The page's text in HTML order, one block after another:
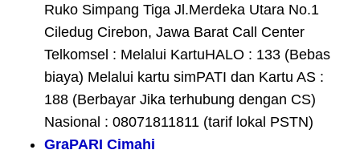
Ruko Simpang Tiga Jl.Merdeka Utara No.1
Ciledug Cirebon, Jawa Barat Call Center
Telkomsel : Melalui KartuHALO : 133 (Bebas
biaya) Melalui kartu simPATI dan Kartu AS :
188 (Berbayar Jika terhubung dengan CS)
Nasional : 08071811811 (tarif lokal PSTN)
GraPARI Cimahi